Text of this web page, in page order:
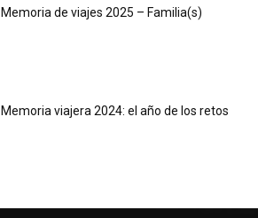
Memoria de viajes 2025 – Familia(s)
Memoria viajera 2024: el año de los retos